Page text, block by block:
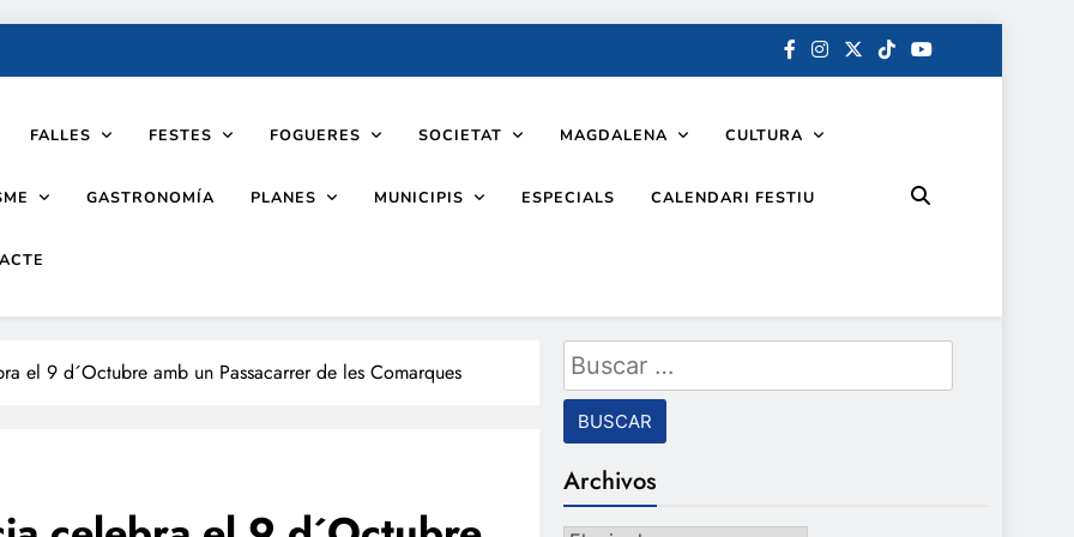
FALLES FESTES FOGUERES SOCIETAT MAGDALENA CULTURA
GASTRONOMÍA PLANES MUNICIPIS ESPECIALS CALENDARI FESTIU
el 9 d´Octubre amb un Passacarrer de les Comarques
Buscar:
Archivos